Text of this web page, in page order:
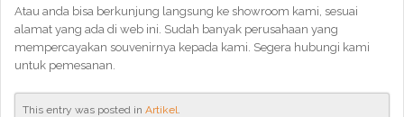
Atau anda bisa berkunjung langsung ke showroom kami, sesuai
alamat yang ada di web ini. Sudah banyak perusahaan yang
mempercayakan souvenirnya kepada kami. Segera hubungi kami
untuk pemesanan.
This entry was posted in Artikel.